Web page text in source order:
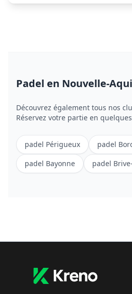
Padel en Nouvelle-
Découvrez également tous nos
Réservez votre partie en
padel Périgueux padel
padel Bayonne padel